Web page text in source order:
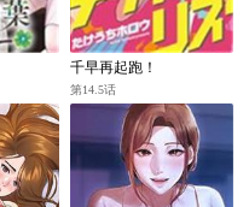
千早再起跑！
第14.5话